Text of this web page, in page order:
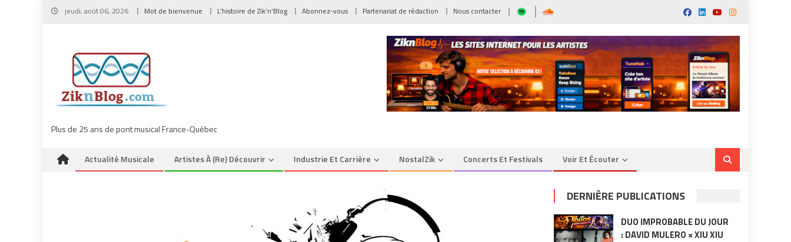
Skip
jeudi, août 06, 2026 Mot de bienvenue L’histoire de Zik’n’Blog Abonnez-vous Partenariat de rédaction Nous contacter
Plus de 25 ans de pont musical France-Québec
Actualité Musicale Artistes À (re) Découvrir Industrie Et Carrière NostalZik Concerts Et Festivals Voir Et Écouter
DERNIÈRE PUBLICATIONS
DUO IMPROBABLE DU JOUR
: DAVID MULERO × XIU XIU